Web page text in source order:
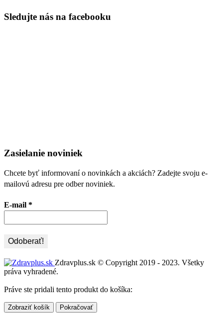
Sledujte nás na facebooku
Zasielanie noviniek
Chcete byť informovaní o novinkách a akciách? Zadejte svoju e-
mailovú adresu pre odber noviniek.
E-mail *
Zdravplus.sk © Copyright 2019 - 2023. Všetky
práva vyhradené.
Práve ste pridali tento produkt do košíka:
Zobraziť košík Pokračovať